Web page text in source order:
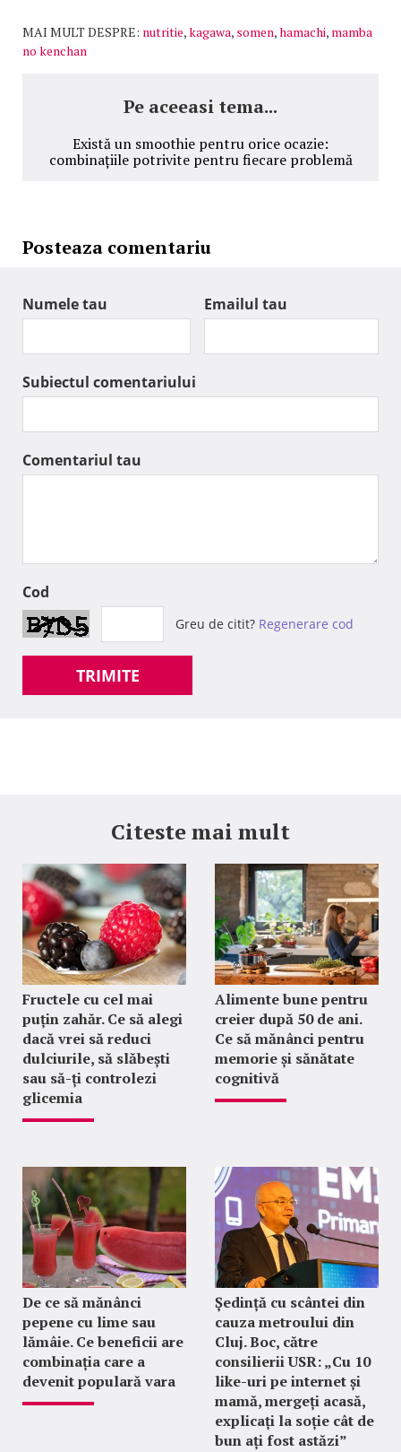
MAI MULT DESPRE: nutritie,kagawa, somen,hamachi, mamba
no kenchan
Pe aceeasi tema...
Există un smoothie pentru orice ocazie:
combinațiile potrivite pentru fiecare problemă
Posteaza comentariu
Numele tau Emailul tau
Subiectul comentariului
Comentariul tau
Cod
Greu de citit? Regenerare cod
TRIMITE
Citeste mai mult
Fructele cu cel mai
puțin zahăr. Ce să alegi
dacă vrei să reduci
dulciurile, să slăbești
sau să-ți controlezi
glicemia
Alimente bune pentru
creier după 50 de ani.
Ce să mănânci pentru
memorie și sănătate
cognitivă
De ce să mănânci
pepene cu lime sau
lămâie. Ce beneficii are
combinația care a
devenit populară vara
Ședință cu scântei din
cauza metroului din
Cluj. Boc, către
consilierii USR: „Cu 10
like-uri pe internet și
mamă, mergeți acasă,
explicați la soție cât de
bun ați fost astăzi”